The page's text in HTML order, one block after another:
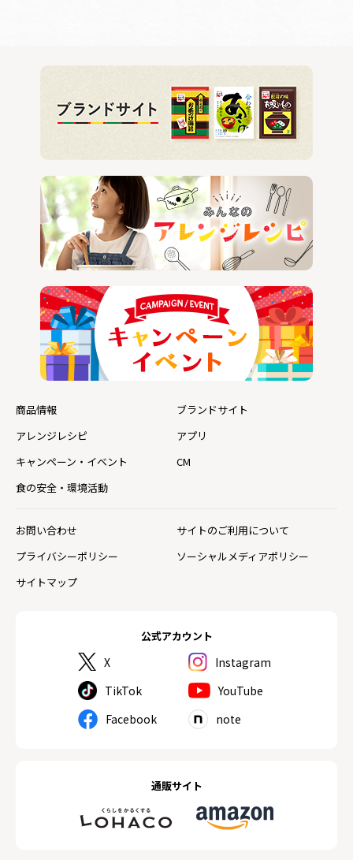
公式アカウント
X
Instagram
TikTok
YouTube
Facebook
note
通販サイト
商品情報
ブランドサイト
アレンジレシピ
アプリ
キャンペーン・イベント
CM
食の安全・環境活動
お問い合わせ
サイトのご利用について
プライバシーポリシー
ソーシャルメディアポリシー
サイトマップ